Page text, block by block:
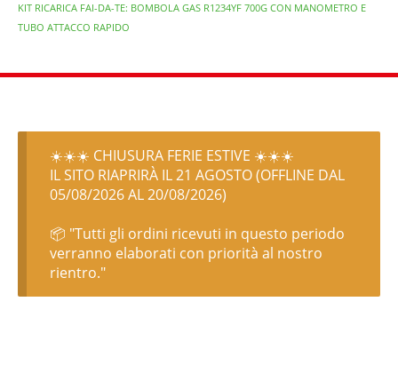
KIT RICARICA FAI-DA-TE: BOMBOLA GAS R1234YF 700G CON MANOMETRO E
TUBO ATTACCO RAPIDO
☀️☀️☀️ CHIUSURA FERIE ESTIVE ☀️☀️☀️
IL SITO RIAPRIRÀ IL 21 AGOSTO (OFFLINE DAL
05/08/2026 AL 20/08/2026)
📦 "Tutti gli ordini ricevuti in questo periodo
verranno elaborati con priorità al nostro
rientro."